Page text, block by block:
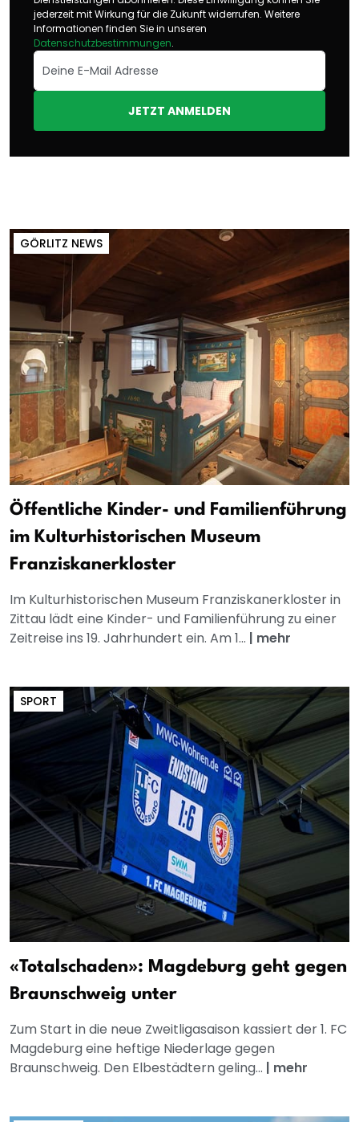
jederzeit mit Wirkung für die Zukunft widerrufen. Weitere
Informationen finden Sie in unseren
Datenschutzbestimmungen.
JETZT ANMELDEN
GÖRLITZ NEWS
Öffentliche Kinder- und Familienführung
im Kulturhistorischen Museum
Franziskanerkloster
Im Kulturhistorischen Museum Franziskanerkloster in
Zittau lädt eine Kinder- und Familienführung zu einer
Zeitreise ins 19. Jahrhundert ein. Am 1... | mehr
SPORT
«Totalschaden»: Magdeburg geht gegen
Braunschweig unter
Zum Start in die neue Zweitligasaison kassiert der 1. FC
Magdeburg eine heftige Niederlage gegen
Braunschweig. Den Elbestädtern geling... | mehr